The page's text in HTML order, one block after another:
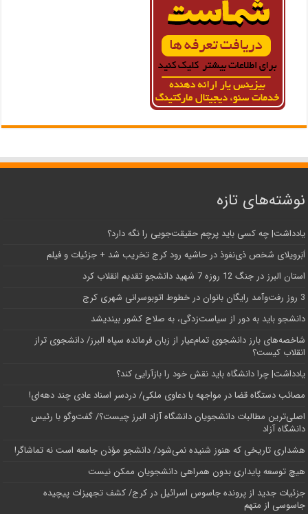
نوشته‌های تازه
یادداشت| ‌چه کسی باید پرچم حقیقت‌جویی را نگه دارد؟
اَبَر‌ویلای شخص ذی‌نفوذ در حاشیه‌ رود کرج تخریب شد + جزئیات و فیلم
استان البرز در جنگ 12 روزه 7 شهید دانشجو تقدیم انقلاب کرد
3 روز رفت‌وآمد رایگان بانوان در خطوط اتوبوسرانی شهری کرج
دانشجو باید به دور از سیاست‌زدگی، به صلاح کشور بیندیشد
شاخصه‌های بارز دانشجوی تمام‌عیار از زبان فرمانده سپاه البرز/ دانشجوی تراز
انقلاب کیست؟
یادداشت| چرا دانشگاه باید نقش خود را بازآرایی کند؟
مصائب دستگاه قضا در مواجهه با دعاوی ملکی/ دردسر اسناد عادی چند‌ دهه‌ای!
اصلی‌ترین مطالبات دانشجویان دانشگاه آزاد البرز چیست؟/ گفت‌وگو با رئیس
دانشگاه آز‌اد
هشداری تاریخی که هنوز شنیده نمی‌شود/ دانشجو مؤذن جامعه است نه تماشاگر!
هیچ توسعه پایداری بدون همراهی دانشجویان ممکن نیست
جزئیات جدید از پرونده جاسوس اسرائیل در کرج/‌ کشف تجهیزات پیچیده
جاسوسی از متهم